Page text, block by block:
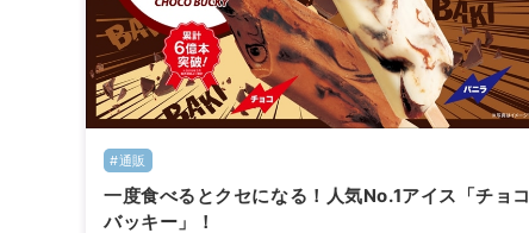
#通販
一度食べるとクセになる！人気No.1アイス「チョコ
バッキー」！